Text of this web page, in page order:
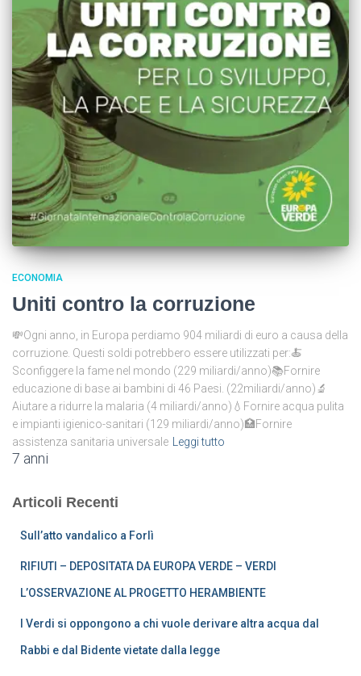
ECONOMIA
Uniti contro la corruzione
💸Ogni anno, in Europa perdiamo 904 miliardi di euro a causa della
corruzione. Questi soldi potrebbero essere utilizzati per:🍝
Sconfiggere la fame nel mondo (229 miliardi/anno)📚Fornire
educazione di base ai bambini di 46 Paesi. (22miliardi/anno)🔬
Aiutare a ridurre la malaria (4 miliardi/anno)💧Fornire acqua pulita
e impianti igienico-sanitari (129 miliardi/anno)🏥Fornire
assistenza sanitaria universale
Leggi tutto
7 anni
Articoli Recenti
Sull’atto vandalico a Forlì
RIFIUTI – DEPOSITATA DA EUROPA VERDE – VERDI
L’OSSERVAZIONE AL PROGETTO HERAMBIENTE
I Verdi si oppongono a chi vuole derivare altra acqua dal
Rabbi e dal Bidente vietate dalla legge